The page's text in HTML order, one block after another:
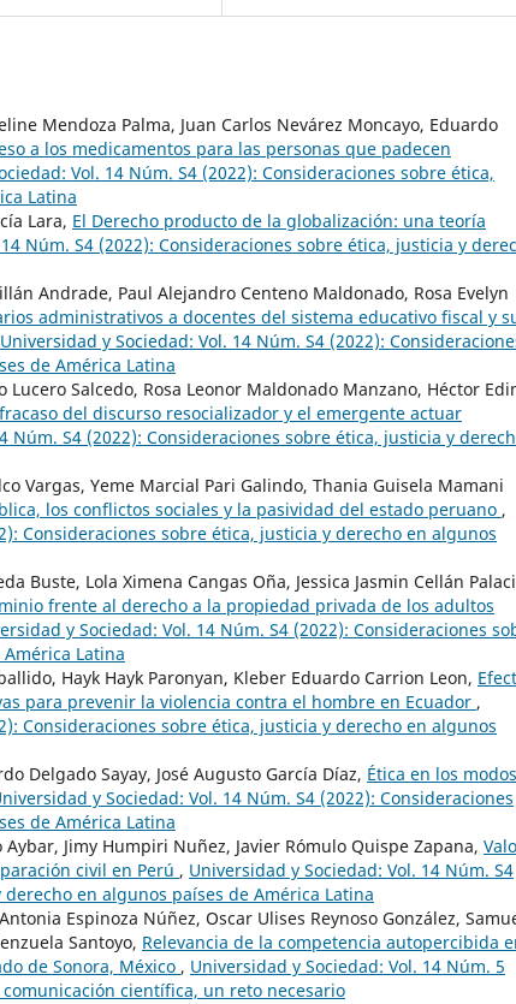
Mendoza Palma, Juan Carlos Nevárez Moncayo, Eduardo
a los medicamentos para las personas que padecen
Vol. 14 Núm. S4 (2022): Consideraciones sobre ética,
Latina
Lara, El Derecho producto de la globalización: una teoría
Núm. S4 (2022): Consideraciones sobre ética, justicia y
Andrade, Paul Alejandro Centeno Maldonado, Rosa Evelyn
administrativos a docentes del sistema educativo fiscal y
Universidad y Sociedad: Vol. 14 Núm. S4 (2022):
de América Latina
Salcedo, Rosa Leonor Maldonado Manzano, Héctor
del discurso resocializador y el emergente actuar
Núm. S4 (2022): Consideraciones sobre ética, justicia y
Vargas, Yeme Marcial Pari Galindo, Thania Guisela Mamani
los conflictos sociales y la pasividad del estado peruano ,
Consideraciones sobre ética, justicia y derecho en algunos
Buste, Lola Ximena Cangas Oña, Jessica Jasmin Cellán
frente al derecho a la propiedad privada de los adultos
y Sociedad: Vol. 14 Núm. S4 (2022): Consideraciones
Latina
Hayk Hayk Paronyan, Kleber Eduardo Carrion Leon,
para prevenir la violencia contra el hombre en Ecuador ,
Consideraciones sobre ética, justicia y derecho en algunos
Delgado Sayay, José Augusto García Díaz, Ética en los
y Sociedad: Vol. 14 Núm. S4 (2022): Consideraciones
de América Latina
Jimy Humpiri Nuñez, Javier Rómulo Quispe Zapana,
civil en Perú , Universidad y Sociedad: Vol. 14 Núm. S4
en algunos países de América Latina
Espinoza Núñez, Oscar Ulises Reynoso González,
Santoyo, Relevancia de la competencia autopercibida
de Sonora, México , Universidad y Sociedad: Vol. 14 Núm. 5
científica, un reto necesario